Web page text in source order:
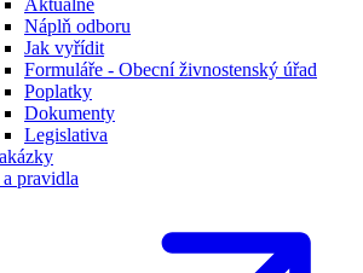
Aktuálně
Náplň odboru
Jak vyřídit
Formuláře - Obecní živnostenský úřad
Poplatky
Dokumenty
Legislativa
pravidla